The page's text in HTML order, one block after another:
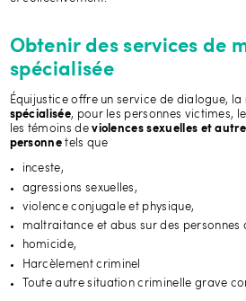
Obtenir des services de
spécialisée
Équijustice offre un service de dialogue, la
spécialisée, pour les personnes victimes,
les témoins deviolences sexuelles et
personne tels que
inceste,
agressions sexuelles,
violence conjugale et physique,
maltraitance et abus sur des personnes
homicide,
Harcèlement criminel
Toute autre situation criminelle grave